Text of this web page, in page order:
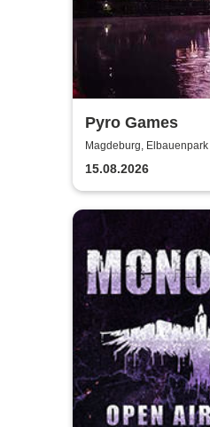
Pyro Games
Magdeburg,
15.08.2026